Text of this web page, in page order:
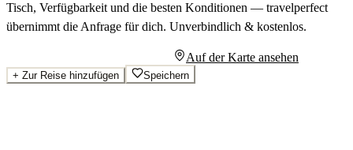
Tisch, Verfügbarkeit und die besten Konditionen — travelperfect
übernimmt die Anfrage für dich. Unverbindlich & kostenlos.
Auf der Karte ansehen
+ Zur Reise hinzufügen Speichern